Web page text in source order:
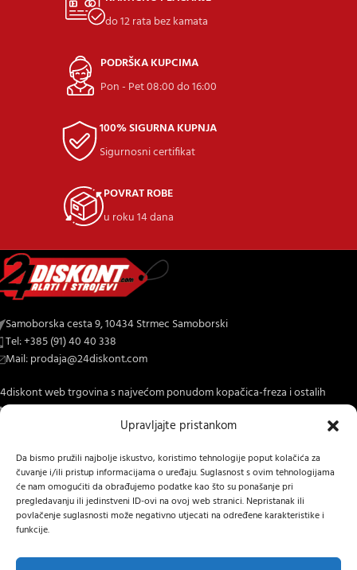
Upravljajte pristankom
Da bismo pružili najbolje iskustvo, koristimo tehnologije poput kolačića za
čuvanje i/ili pristup informacijama o uređaju. Suglasnost s ovim tehnologijama
će nam omogućiti da obrađujemo podatke kao što su ponašanje pri
pregledavanju ili jedinstveni ID-ovi na ovoj web stranici. Nepristanak ili
povlačenje suglasnosti može negativno utjecati na određene karakteristike i
funkcije.
do 12 rata bez kamata
PODRŠKA KUPCIMA
Pon - Pet 08:00 do 16:00
100% SIGURNA KUPNJA
Sigurnosni certifikat
POVRAT ROBE
u roku 14 dana
Samoborska cesta 9, 10434 Strmec Samoborski
Tel: +385 (91) 40 40 338
Mail: prodaja@24diskont.com
web trgovina s najvećom ponudom kopačica-freza i ostalih
za dom i vrt.
INFORMACIJE O KUPNJI
OSTALE INFORMACIJE